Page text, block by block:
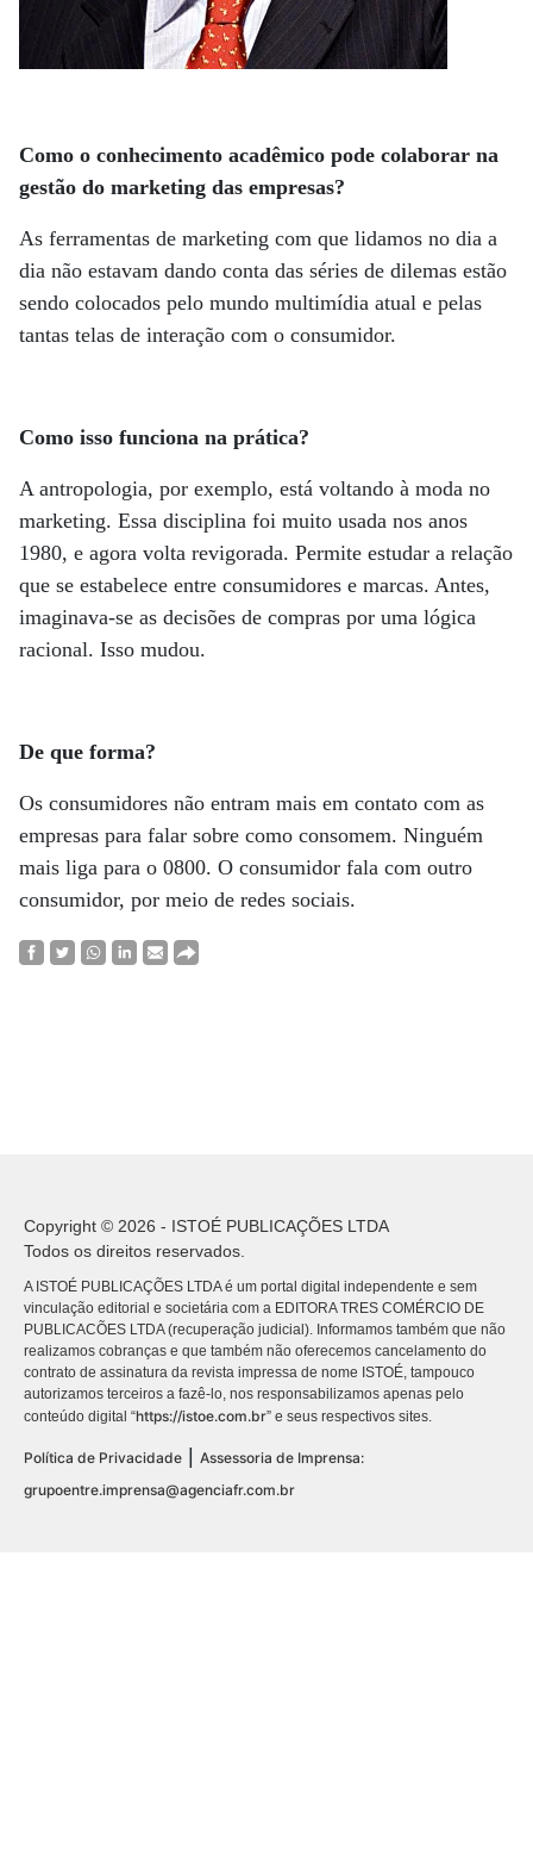
Como o conhecimento acadêmico pode colaborar na
gestão do marketing das empresas?
As ferramentas de marketing com que lidamos no dia a
dia não estavam dando conta das séries de dilemas estão
sendo colocados pelo mundo multimídia atual e pelas
tantas telas de interação com o consumidor.
Como isso funciona na prática?
A antropologia, por exemplo, está voltando à moda no
marketing. Essa disciplina foi muito usada nos anos
1980, e agora volta revigorada. Permite estudar a relação
que se estabelece entre consumidores e marcas. Antes,
imaginava-se as decisões de compras por uma lógica
racional. Isso mudou.
De que forma?
Os consumidores não entram mais em contato com as
empresas para falar sobre como consomem. Ninguém
mais liga para o 0800. O consumidor fala com outro
consumidor, por meio de redes sociais.
Copyright © 2026 - ISTOÉ PUBLICAÇÕES LTDA
Todos os direitos reservados.
A ISTOÉ PUBLICAÇÕES LTDA é um portal digital independente e sem
vinculação editorial e societária com a EDITORA TRES COMÉRCIO DE
PUBLICACÕES LTDA (recuperação judicial). Informamos também que não
realizamos cobranças e que também não oferecemos cancelamento do
contrato de assinatura da revista impressa de nome ISTOÉ, tampouco
autorizamos terceiros a fazê-lo, nos responsabilizamos apenas pelo
conteúdo digital “https://istoe.com.br” e seus respectivos sites.
Política de Privacidade | Assessoria de Imprensa:
grupoentre.imprensa@agenciafr.com.br